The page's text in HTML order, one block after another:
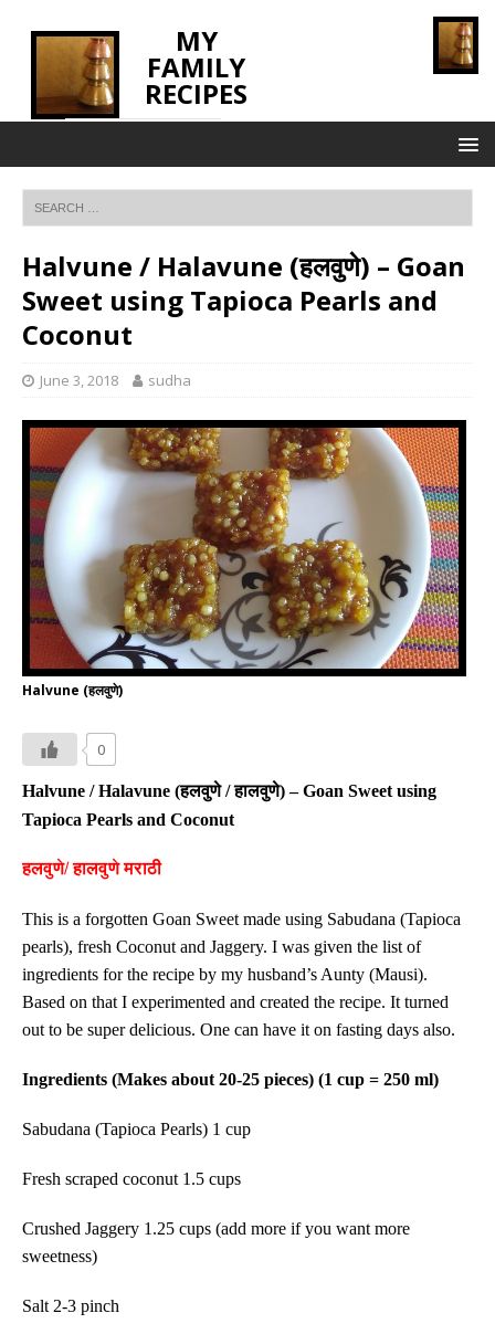
MY
FAMILY
RECIPES
Halvune / Halavune (हलवुणे) – Goan
Sweet using Tapioca Pearls and
Coconut
June 3, 2018 sudha
Halvune (हलवुणे)
0
Halvune / Halavune (हलवुणे/हालवुणे) – Goan Sweet using
Tapioca Pearls and Coconut
हलवुणे/हालवुणेमराठी
This is a forgotten Goan Sweet made using Sabudana (Tapioca
pearls), fresh Coconut and Jaggery. I was given the list of
ingredients for the recipe by my husband’s Aunty (Mausi).
Based on that I experimented and created the recipe. It turned
out to be super delicious. One can have it on fasting days also.
Ingredients (Makes about 20-25 pieces) (1 cup = 250 ml)
Sabudana (Tapioca Pearls) 1 cup
Fresh scraped coconut 1.5 cups
Crushed Jaggery 1.25 cups (add more if you want more
sweetness)
Salt 2-3 pinch